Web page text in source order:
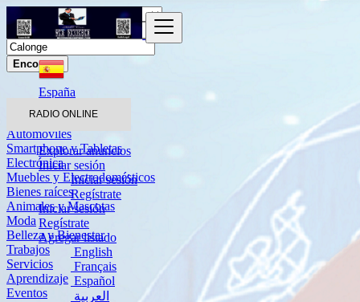
RADIO ONLINE
Explorar anuncios
Iniciar sesión
Iniciar sesión
Regístrate
Iniciar sesión
Regístrate
Agregar listado
English
Français
Español
العربية
Encontrar
España
Automóviles
Smartphone y Tabletas
Electrónica
Muebles y Electrodomésticos
Bienes raíces
Animales y Mascotas
Moda
Belleza y Bienestar
Trabajos
Servicios
Aprendizaje
Eventos